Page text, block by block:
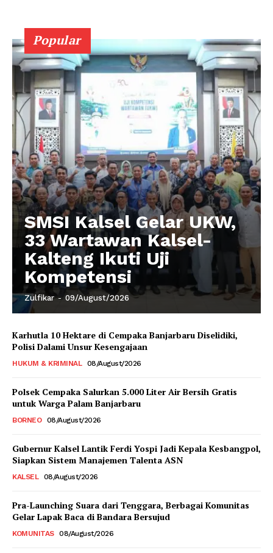
Popular
SMSI Kalsel Gelar UKW,
33 Wartawan Kalsel-
Kalteng Ikuti Uji
Kompetensi
Zulfikar - 09/August/2026
Karhutla 10 Hektare di Cempaka Banjarbaru Diselidiki,
Polisi Dalami Unsur Kesengajaan
HUKUM & KRIMINAL 08/August/2026
Polsek Cempaka Salurkan 5.000 Liter Air Bersih Gratis
untuk Warga Palam Banjarbaru
BORNEO 08/August/2026
Gubernur Kalsel Lantik Ferdi Yospi Jadi Kepala Kesbangpol,
Siapkan Sistem Manajemen Talenta ASN
KALSEL 08/August/2026
Pra-Launching Suara dari Tenggara, Berbagai Komunitas
Gelar Lapak Baca di Bandara Bersujud
KOMUNITAS 08/August/2026